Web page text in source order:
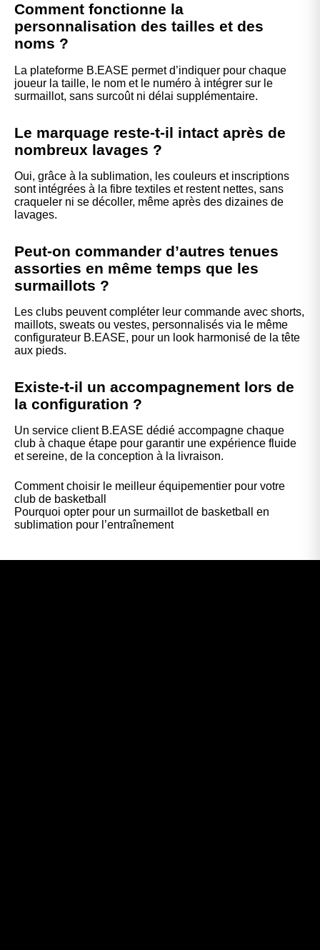
Comment fonctionne la
personnalisation des tailles et des
noms ?
La plateforme B.EASE permet d’indiquer pour chaque
joueur la taille, le nom et le numéro à intégrer sur le
surmaillot, sans surcoût ni délai supplémentaire.
Le marquage reste-t-il intact après de
nombreux lavages ?
Oui, grâce à la sublimation, les couleurs et inscriptions
sont intégrées à la fibre textiles et restent nettes, sans
craqueler ni se décoller, même après des dizaines de
lavages.
Peut-on commander d’autres tenues
assorties en même temps que les
surmaillots ?
Les clubs peuvent compléter leur commande avec shorts,
maillots, sweats ou vestes, personnalisés via le même
configurateur B.EASE, pour un look harmonisé de la tête
aux pieds.
Existe-t-il un accompagnement lors de
la configuration ?
Un service client B.EASE dédié accompagne chaque
club à chaque étape pour garantir une expérience fluide
et sereine, de la conception à la livraison.
Comment choisir le meilleur équipementier pour votre
club de basketball
Pourquoi opter pour un surmaillot de basketball en
sublimation pour l’entraînement